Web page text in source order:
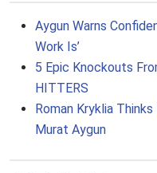
Aygun Warns
Work Is’
5 Epic Knockouts
HITTERS
Roman Kryklia
Murat Aygun